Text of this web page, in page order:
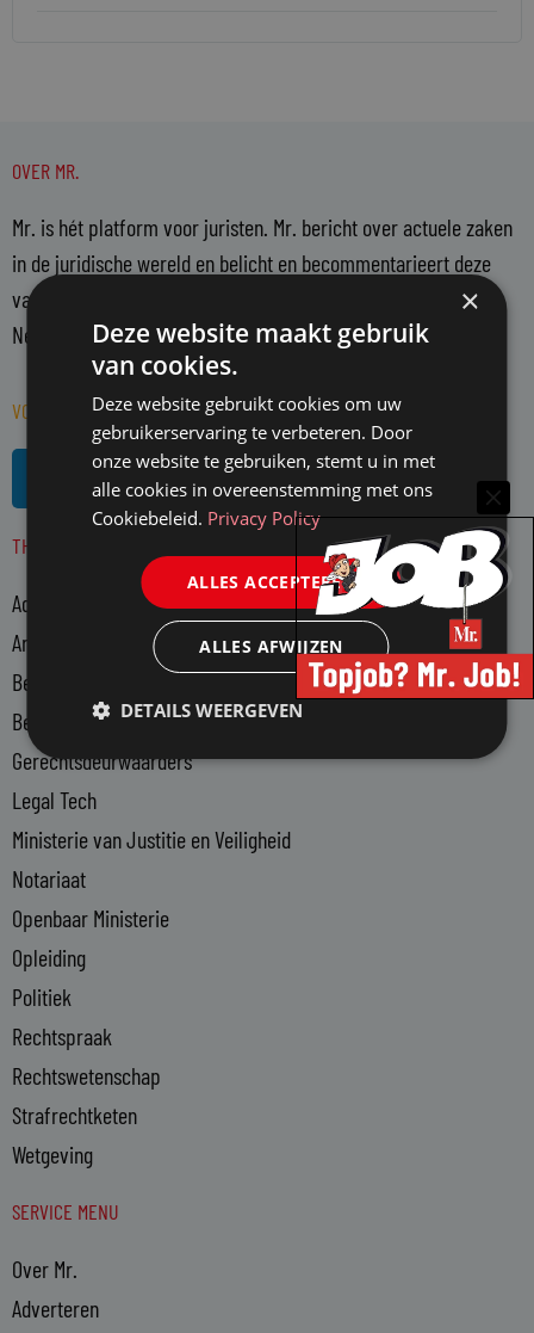
OVER MR.
Mr. is hét platform voor juristen. Mr. bericht over actuele zaken
in de juridische wereld en belicht en becommentarieert deze
vanuit een onafhankelijke positie. Mr. richt zich op alle in
Nederland actieve juristen en WO-rechtenstudenten.
VOLG MR. OP SOCIAL MEDIA
n
R
s
s
THEMA'S
Advocatuur
Arbeidsmarkt
Bedrijfsjuristen
Bedrijfsvoering
Gerechtsdeurwaarders
Legal Tech
Ministerie van Justitie en Veiligheid
Notariaat
Openbaar Ministerie
Opleiding
Politiek
Rechtspraak
Rechtswetenschap
Strafrechtketen
Wetgeving
SERVICE MENU
Over Mr.
Adverteren
×
Deze website maakt gebruik
van cookies.
Deze website gebruikt cookies om uw
gebruikerservaring te verbeteren. Door
onze website te gebruiken, stemt u in met
alle cookies in overeenstemming met ons
Cookiebeleid. Privacy Policy
ALLES ACCEPTEREN
ALLES AFWIJZEN
DETAILS WEERGEVEN